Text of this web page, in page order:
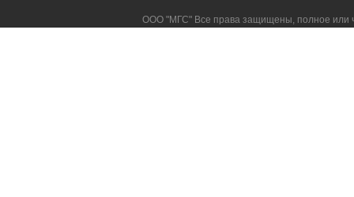
ООО "МГС" Все права защищены, полное или